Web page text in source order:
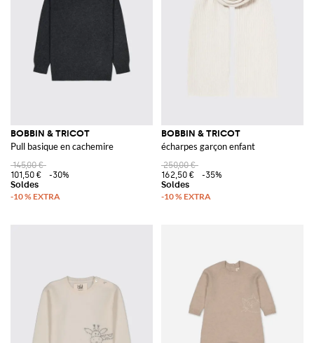
BOBBIN & TRICOT
Pull basique en cachemire
145,00 €
101,50 €
-30%
BOBBIN & TRICOT
écharpes garçon enfant
250,00 €
162,50 €
-35%